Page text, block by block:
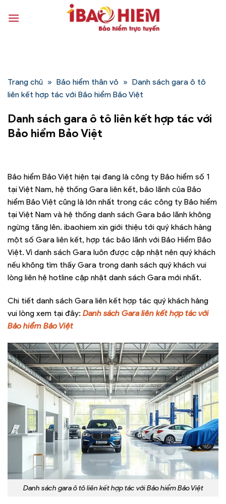
qua
Trang chủ » Bảo hiểm thân vỏ » Danh sách gara ô tô
liên kết hợp tác với Bảo hiểm Bảo Việt
Danh sách gara ô tô liên kết hợp tác với
Bảo hiểm Bảo Việt
Bảo hiểm Bảo Việt hiện tại đang là công ty Bảo hiểm số 1
tại Việt Nam, hệ thống Gara liên kết, bảo lãnh của Bảo
hiểm Bảo Việt cũng là lớn nhất trong các công ty Bảo hiểm
tại Việt Nam và hệ thống danh sách Gara bảo lãnh không
ngừng tăng lên. ibaohiem xin giới thiệu tới quý khách hàng
một số Gara liên kết, hợp tác bảo lãnh với Bảo Hiểm Bảo
Việt. Vì danh sách Gara luôn được cập nhật nên quý khách
nếu không tìm thấy Gara trong danh sách quý khách vui
lòng liên hệ hotline cập nhật danh sách Gara mới nhất.
Chi tiết danh sách Gara liên kết hợp tác quý khách hàng
vui lòng xem tại đây: Danh sách Gara liên kết hợp tác với
Bảo hiểm Bảo Việt
Danh sách gara ô tô liên kết hợp tác với Bảo hiểm Bảo Việt